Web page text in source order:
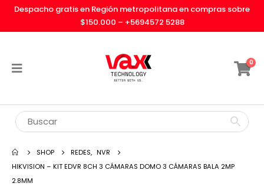
Despacho gratis en Región metropolitana en compras sobre
$150.000 – +5694572 5288
0
SHOP REDES, NVR
HIKVISION – KIT EDVR 8CH 3 CÁMARAS DOMO 3 CÁMARAS BALA 2MP
2.8MM